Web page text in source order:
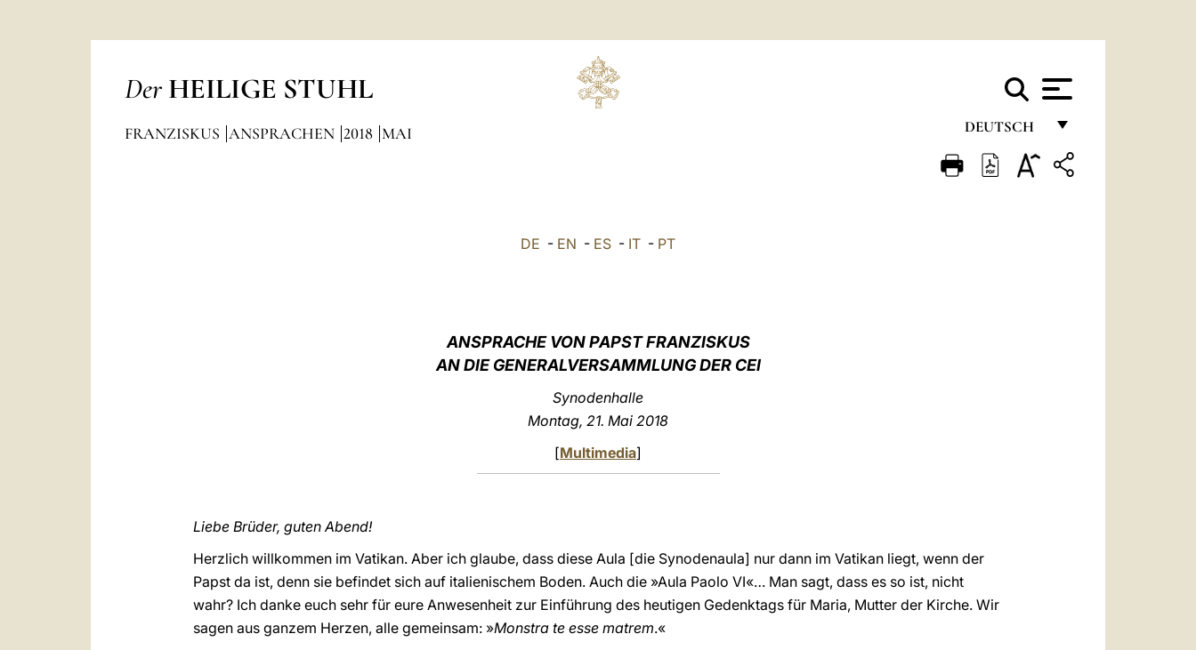
Der HEILIGE STUHL
DEUTSCH
FRANÇAIS
FRANZISKUS ANSPRACHEN 2018 MAI
DE - EN - ES - IT - PT
ANSPRACHE VON PAPST FRANZISKUS
AN DIE GENERALVERSAMMLUNG DER CEI
Synodenhalle
Montag, 21. Mai 2018
[Multimedia]
Liebe Brüder, guten Abend!
Herzlich willkommen im Vatikan. Aber ich glaube, dass diese Aula [die Synodenaula] nur dann im Vatikan liegt, wenn der
Papst da ist, denn sie befindet sich auf italienischem Boden. Auch die »Aula Paolo VI«… Man sagt, dass es so ist, nicht
wahr? Ich danke euch sehr für eure Anwesenheit zur Einführung des heutigen Gedenktags für Maria, Mutter der Kirche. Wir
sagen aus ganzem Herzen, alle gemeinsam: »Monstra te esse matrem.«